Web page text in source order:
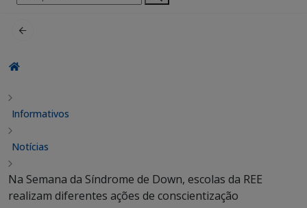
por:
Informativos
Notícias
Na Semana da Síndrome de Down, escolas da REE
realizam diferentes ações de conscientização